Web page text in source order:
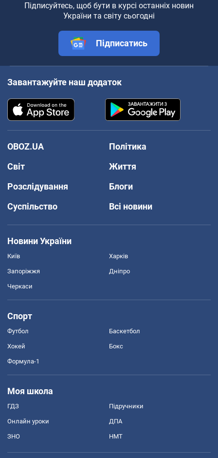
Підписуйтесь, щоб бути в курсі останніх новин
України та світу сьогодні
Підписатись
Завантажуйте наш додаток
OBOZ.UA
Політика
Світ
Життя
Розслідування
Блоги
Суспільство
Всі новини
Новини України
Київ Харків
Запоріжжя Дніпро
Черкаси
Спорт
Футбол Баскетбол
Хокей Бокс
Формула-1
Моя школа
ГДЗ Підручники
Онлайн уроки ДПА
ЗНО НМТ